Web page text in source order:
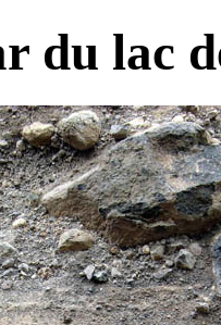
du lac